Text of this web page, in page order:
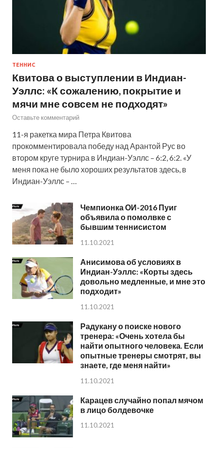
ТЕННИС
Квитова о выступлении в Индиан-
Уэллс: «К сожалению, покрытие и
мячи мне совсем не подходят»
Оставьте комментарий
11-я ракетка мира Петра Квитова
прокомментировала победу над Арантой Рус во
втором круге турнира в Индиан-Уэллс – 6:2, 6:2. «У
меня пока не было хороших результатов здесь, в
Индиан-Уэллс – …
Чемпионка ОИ-2016 Пуиг
объявила о помолвке с
бывшим теннисистом
11.10.2021
Анисимова об условиях в
Индиан-Уэллс: «Корты здесь
довольно медленные, и мне это
подходит»
11.10.2021
Радукану о поиске нового
тренера: «Очень хотела бы
найти опытного человека. Если
опытные тренеры смотрят, вы
знаете, где меня найти»
11.10.2021
Карацев случайно попал мячом
в лицо болдевочке
11.10.2021